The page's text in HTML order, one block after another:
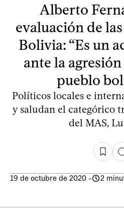
Alberto
evaluación de
Bolivia: “Es un
ante la
pueblo
Políticos locales e
y saludan el categórico
del MAS,
19 de octubre de 2020 - 2